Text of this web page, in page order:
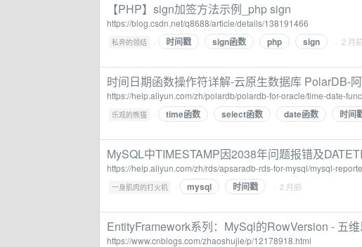
【PHP】sign加签方法示例_php sign
https://blog.csdn.net/q8688/article/details/138191466
私奔的领结 · 时间戳 sign函数 php sign · 2 月前
时间日期函数操作符详解-云原生数据库 PolarDB-
https://help.aliyun.com/zh/polardb/polardb-for-oracle/time-date-
乐观的熊猫 · time函数 select函数 date函数 时间
MySQL中TIMESTAMP因2038年问题报错及
https://help.aliyun.com/zh/rds/apsaradb-rds-for-mysql/mysql-
一身肌肉的打火机 · mysql 时间戳 · 2 月前
EntityFramework系列：MySql的RowVersion - 五
https://www.cnblogs.com/zhaoshujie/p/12178918.html